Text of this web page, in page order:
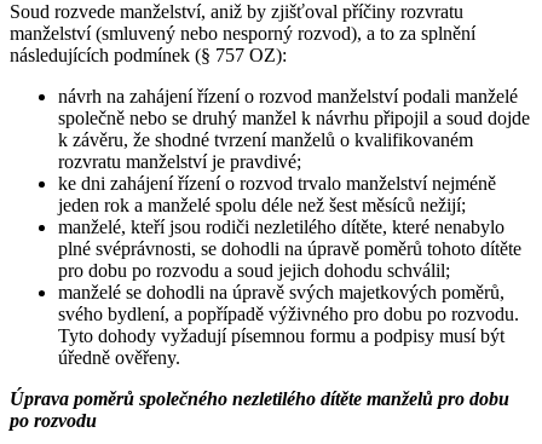
Soud rozvede manželství, aniž by zjišťoval příčiny rozvratu
manželství (smluvený nebo nesporný rozvod), a to za splnění
následujících podmínek (§ 757 OZ):
návrh na zahájení řízení o rozvod manželství podali manželé
společně nebo se druhý manžel k návrhu připojil a soud dojde
k závěru, že shodné tvrzení manželů o kvalifikovaném
rozvratu manželství je pravdivé;
ke dni zahájení řízení o rozvod trvalo manželství nejméně
jeden rok a manželé spolu déle než šest měsíců nežijí;
manželé, kteří jsou rodiči nezletilého dítěte, které nenabylo
plné svéprávnosti, se dohodli na úpravě poměrů tohoto dítěte
pro dobu po rozvodu a soud jejich dohodu schválil;
manželé se dohodli na úpravě svých majetkových poměrů,
svého bydlení, a popřípadě výživného pro dobu po rozvodu.
Tyto dohody vyžadují písemnou formu a podpisy musí být
úředně ověřeny.
Úprava poměrů společného nezletilého dítěte manželů pro dobu
po rozvodu